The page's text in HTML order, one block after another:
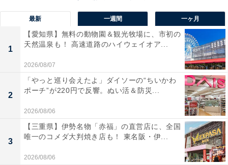
1位：天海祐希／53票
最新 一週間 一ヶ月
1
【愛知県】無料の動物園＆観光牧場に、市初の
天然温泉も！ 高速道路のハイウェイオア...
2026/08/07
2
「やっと巡り会えたよ」ダイソーの“ちいかわ
ポーチ”が220円で反響。ぬい活＆防災...
2026/08/06
3
【三重県】伊勢名物「赤福」の直営店に、全国
唯一のコメダ大判焼き店も！ 東名阪・伊...
2026/08/06